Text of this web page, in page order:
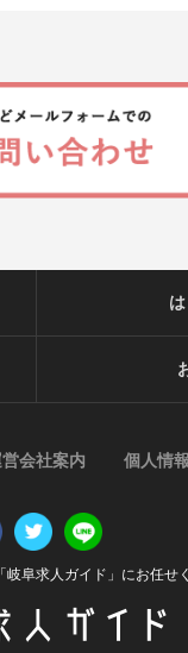
岐阜求人ガイド」にお任せ
会社案内 個人情